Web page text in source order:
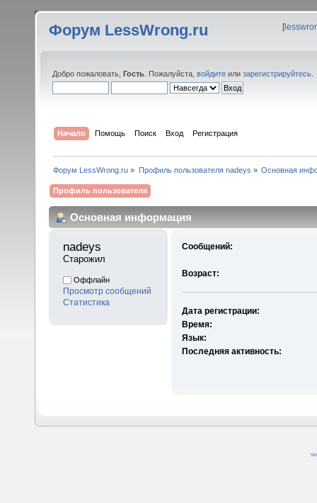
Форум LessWrong.ru [
Добро пожаловать, Гость . Пожалуйста, войдите или зарегистрируйтесь
Начало Помощь Поиск Вход Регистрация
Форум LessWrong.ru » Профиль пользователя nadeys » Основная
Профиль пользователя
Основная информация
nadeys
Старожил
Оффлайн
Просмотр сообщений
Статистика
Сообщений:
Возраст:
Дата регистрации:
Время:
Язык:
Последняя активность: